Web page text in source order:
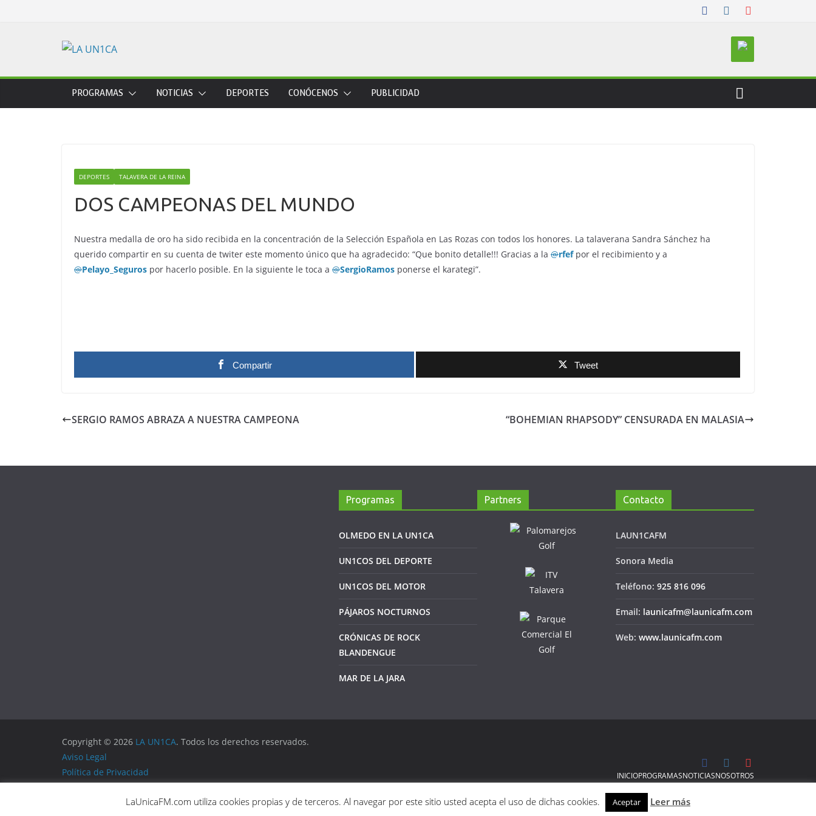
PROGRAMAS NOTICIAS DEPORTES CONÓCENOS PUBLICIDAD
DEPORTES TALAVERA DE LA REINA
DOS CAMPEONAS DEL MUNDO
Nuestra medalla de oro ha sido recibida en la concentración de la Selección Española en Las Rozas con todos los honores. La talaverana Sandra Sánchez ha
querido compartir en su cuenta de twiter este momento único que ha agradecido: “Que bonito detalle!!! Gracias a la @rfefpor el recibimiento y a
@Pelayo_Seguros por hacerlo posible. En la siguiente le toca a @SergioRamos ponerse el karategi”.
Compartir Tweet
SERGIO RAMOS ABRAZA A NUESTRA CAMPEONA “BOHEMIAN RHAPSODY” CENSURADA EN MALASIA
Programas
OLMEDO EN LA UN1CA
UN1COS DEL DEPORTE
UN1COS DEL MOTOR
PÁJAROS NOCTURNOS
CRÓNICAS DE ROCK
BLANDENGUE
MAR DE LA JARA
Partners Contacto
LAUN1CAFM
Sonora Media
Teléfono: 925 816 096
Email: launicafm@launicafm.com
Web: www.launicafm.com
INICIOPROGRAMASNOTICIASNOSOTROS
Copyright © 2026 LA UN1CA. Todos los derechos reservados.
Aviso Legal
Política de Privacidad
LaUnicaFM.com utiliza cookies propias y de terceros. Al navegar por este sitio usted acepta el uso de dichas cookies. Aceptar Leer más